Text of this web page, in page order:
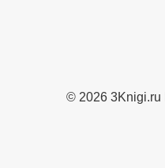
© 2026 3Knigi.ru